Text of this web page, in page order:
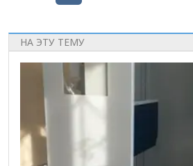
НА ЭТУ ТЕМУ